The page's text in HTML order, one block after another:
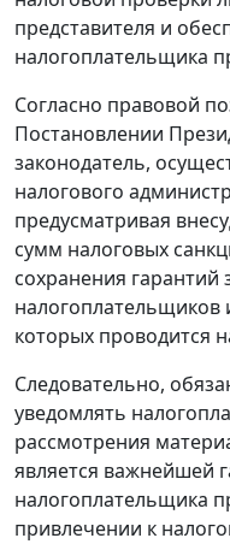
представителя и
налогоплательщика
Согласно правовой
Постановлении
законодатель,
налогового
предусматривая
сумм налоговых
сохранения
налогоплательщиков
которых проводится
Следовательно,
уведомлять
рассмотрения
является важнейшей
налогоплательщика
привлечении к